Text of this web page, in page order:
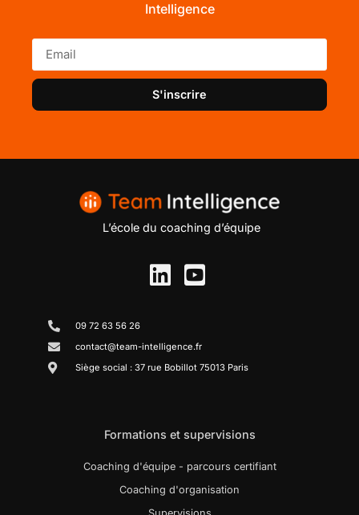
Intelligence
S'inscrire
L’école du coaching d’équipe
09 72 63 56 26
contact@team-intelligence.fr
Siège social : 37 rue Bobillot 75013 Paris
Formations et supervisions
Coaching d'équipe - parcours certifiant
Coaching d'organisation